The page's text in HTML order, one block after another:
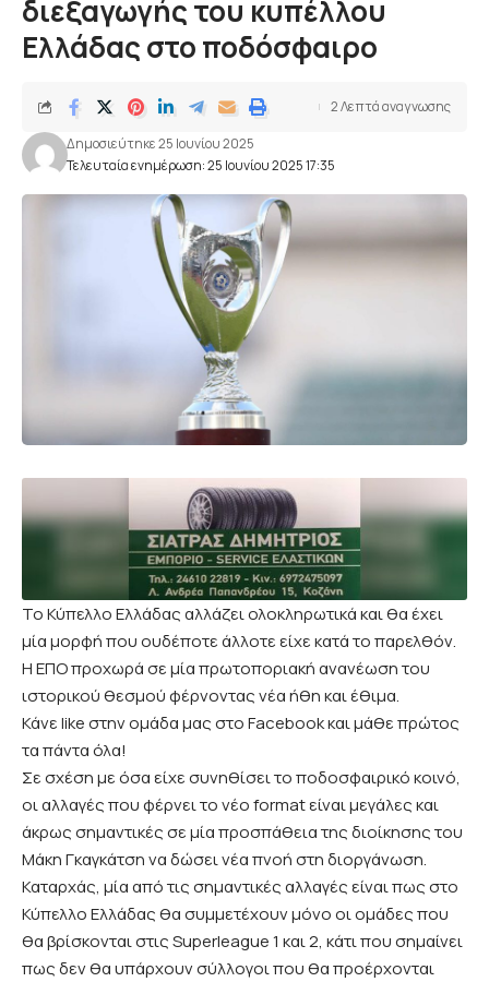
διεξαγωγής του κυπέλλου
Ελλάδας στο ποδόσφαιρο
Τελευταία ενημέρωση: 25 Ιουνίου 2025 17:35
Δημοσιεύτηκε 25 Ιουνίου 2025
2 Λεπτά αναγνωσης
Το Κύπελλο Ελλάδας αλλάζει ολοκληρωτικά και θα έχει
μία μορφή που ουδέποτε άλλοτε είχε κατά το παρελθόν.
Η ΕΠΟ προχωρά σε μία πρωτοποριακή ανανέωση του
ιστορικού θεσμού φέρνοντας νέα ήθη και έθιμα.
Κάνε like στην ομάδα μας στο Facebook και μάθε πρώτος
τα πάντα όλα!
Σε σχέση με όσα είχε συνηθίσει το ποδοσφαιρικό κοινό,
οι αλλαγές που φέρνει το νέο format είναι μεγάλες και
άκρως σημαντικές σε μία προσπάθεια της διοίκησης του
Μάκη Γκαγκάτση να δώσει νέα πνοή στη διοργάνωση.
Καταρχάς, μία από τις σημαντικές αλλαγές είναι πως στο
Κύπελλο Ελλάδας θα συμμετέχουν μόνο οι ομάδες που
θα βρίσκονται στις Superleague 1 και 2, κάτι που σημαίνει
πως δεν θα υπάρχουν σύλλογοι που θα προέρχονται